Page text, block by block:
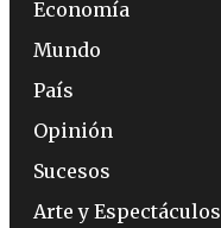
Economía
Mundo
País
Opinión
Sucesos
Arte y Espectáculos